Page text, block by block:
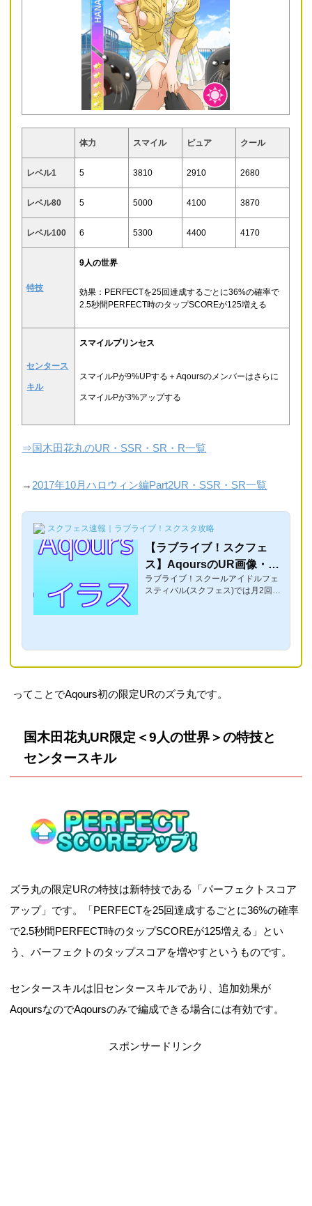
体力 スマイル ピュア クール
レベル1 5 3810 2910 2680
レベル80 5 5000 4100 3870
レベル100 6 5300 4400 4170
特技
9人の世界
効果： PERFECTを25回達成するごとに36%の確率で
2.5秒間PERFECT時のタップSCOREが125増える
センタース
キル
スマイルプリンセス
スマイルPが9%UPする＋Aqoursのメンバーはさらに
スマイルPが3%アップする
⇒国木田花丸のUR・SSR・SR・R一覧
→ 2017年10月ハロウィン編Part2UR・SSR・SR一覧
スクフェス速報｜ラブライブ！スクスタ攻略
【ラブライブ！スクフェ
ス】AqoursのUR画像・イ
ラスト・一枚絵まとめ【歴
代UR】
ラブライブ！スクールアイドルフェ
スティバル(スクフェス)では月2回の
013年7月のURから一枚絵になるの
覧2016年7月5日より追加された、ラ
期編〜ハロウィン編】1周目 2016
年7月 初期UR覚醒前覚醒後高海千
ってことでAqours初の限定URのズラ丸です。
国木田花丸UR限定＜9人の世界＞の特技と
センタースキル
ズラ丸の限定URの特技は新特技である「パーフェクトスコア
アップ」です。「PERFECTを25回達成するごとに36%の確率
で2.5秒間PERFECT時のタップSCOREが125増える」とい
う、パーフェクトのタップスコアを増やすというものです。
センタースキルは旧センタースキルであり、追加効果が
AqoursなのでAqoursのみで編成できる場合には有効です。
スポンサードリンク